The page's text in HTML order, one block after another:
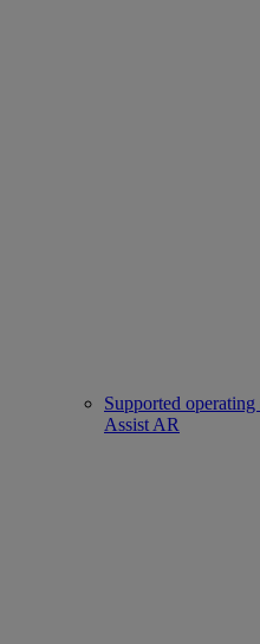
Supported operating
Assist AR